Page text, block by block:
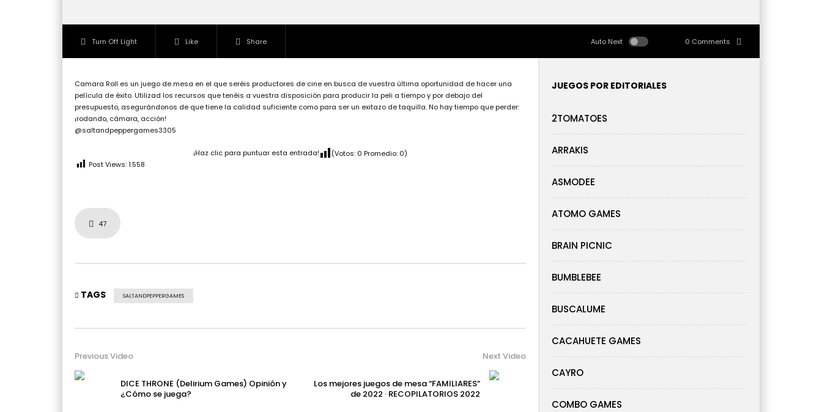
Turn Off Light Like Share Auto Next 0 Comments
Camara Roll es un juego de mesa en el que seréis productores de cine en busca de vuestra última oportunidad de hacer una
película de éxito. Utilizad los recursos que tenéis a vuestra disposición para producir la peli a tiempo y por debajo del
presupuesto, asegurándonos de que tiene la calidad suficiente como para ser un exitazo de taquilla. No hay tiempo que perder:
¡rodando, cámara, acción!
@saltandpeppergames3305
¡Haz clic para puntuar esta entrada! (Votos: 0 Promedio: 0)
Post Views:1.558
47
TAGS SALTANDPEPPERGAMES
Previous Video
DICE THRONE (Delirium Games) Opinión y
¿Cómo se juega?
Next Video
Los mejores juegos de mesa “FAMILIARES”
de 2022 · RECOPILATORIOS 2022
JUEGOS POR EDITORIALES
2TOMATOES
ARRAKIS
ASMODEE
ATOMO GAMES
BRAIN PICNIC
BUMBLEBEE
BUSCALUME
CACAHUETE GAMES
CAYRO
COMBO GAMES